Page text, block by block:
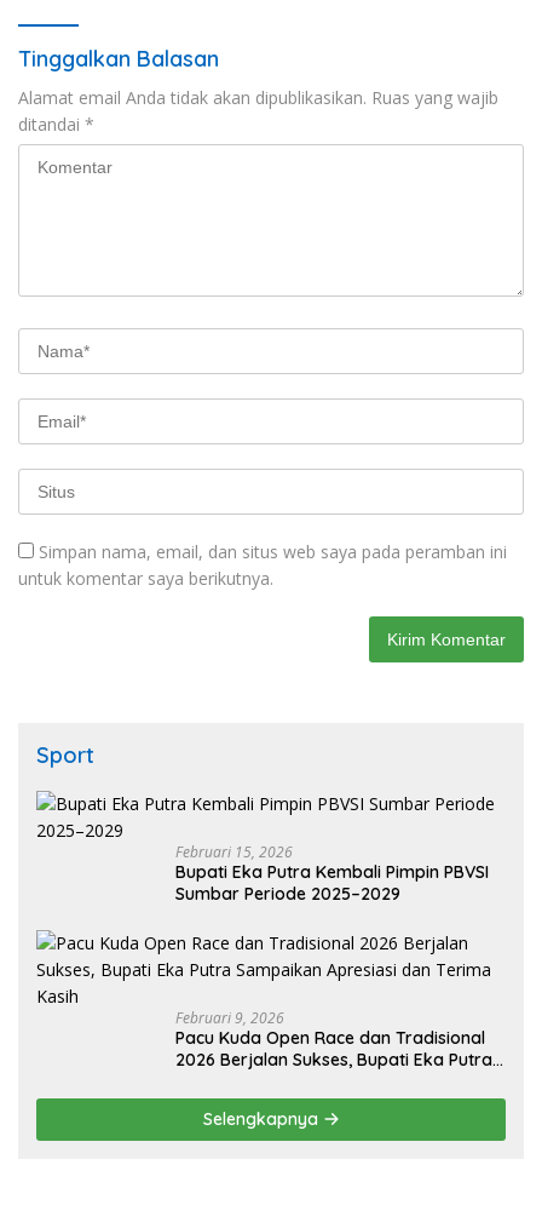
Tinggalkan Balasan
Alamat email Anda tidak akan dipublikasikan. Ruas yang wajib
ditandai *
Simpan nama, email, dan situs web saya pada peramban ini
untuk komentar saya berikutnya.
Sport
Februari 15, 2026
Bupati Eka Putra Kembali Pimpin PBVSI
Sumbar Periode 2025–2029
Februari 9, 2026
Pacu Kuda Open Race dan Tradisional
2026 Berjalan Sukses, Bupati Eka Putra
Selengkapnya